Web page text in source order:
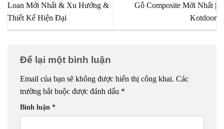
Loan Mới Nhất & Xu Hướng &
Thiết Kế Hiện Đại
Gỗ Composite Mới Nhất |
Kotdoor
Để lại một bình luận
Email của bạn sẽ không được hiển thị công khai. Các
trường bắt buộc được đánh dấu *
Bình luận *